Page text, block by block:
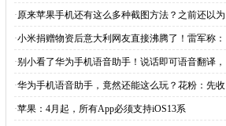
·原来苹果手机还有这么多种截图方法？之前还以为
·小米捐赠物资后意大利网友直接沸腾了！雷军称：
·别小看了华为手机语音助手！说话即可语音翻译，
·华为手机语音助手，竟然还能这么玩？花粉：先收
·苹果：4月起，所有App必须支持iOS13系